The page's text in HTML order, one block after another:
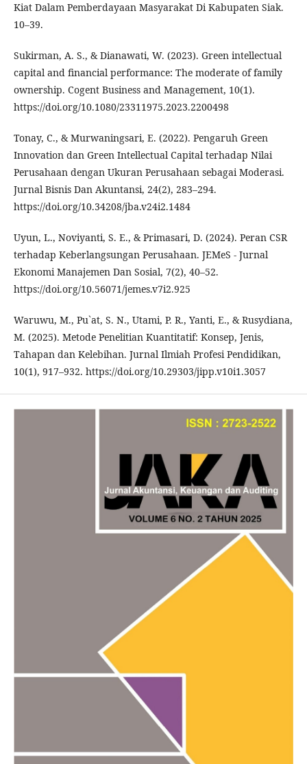
Kiat Dalam Pemberdayaan Masyarakat Di Kabupaten Siak.
10–39.
Sukirman, A. S., & Dianawati, W. (2023). Green intellectual
capital and financial performance: The moderate of family
ownership. Cogent Business and Management, 10(1).
https://doi.org/10.1080/23311975.2023.2200498
Tonay, C., & Murwaningsari, E. (2022). Pengaruh Green
Innovation dan Green Intellectual Capital terhadap Nilai
Perusahaan dengan Ukuran Perusahaan sebagai Moderasi.
Jurnal Bisnis Dan Akuntansi, 24(2), 283–294.
https://doi.org/10.34208/jba.v24i2.1484
Uyun, L., Noviyanti, S. E., & Primasari, D. (2024). Peran CSR
terhadap Keberlangsungan Perusahaan. JEMeS - Jurnal
Ekonomi Manajemen Dan Sosial, 7(2), 40–52.
https://doi.org/10.56071/jemes.v7i2.925
Waruwu, M., Pu`at, S. N., Utami, P. R., Yanti, E., & Rusydiana,
M. (2025). Metode Penelitian Kuantitatif: Konsep, Jenis,
Tahapan dan Kelebihan. Jurnal Ilmiah Profesi Pendidikan,
10(1), 917–932. https://doi.org/10.29303/jipp.v10i1.3057